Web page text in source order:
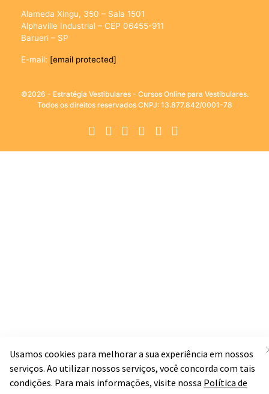
Alameda Xingu, 350 – Sala 1501
Alphaville Industrial – CEP 06455-911
Barueri – SP
E-mail: [email protected]
©2026 - Estratégia Vestibulares - Cursos Online para Vestibulares.
Todos os direitos reservados CNPJ: 13.877.842/0001-78